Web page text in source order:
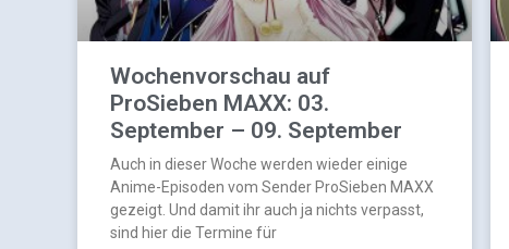
Wochenvorschau auf
ProSieben MAXX: 03.
September – 09. September
Auch in dieser Woche werden wieder einige
Anime-Episoden vom Sender ProSieben MAXX
gezeigt. Und damit ihr auch ja nichts verpasst,
sind hier die Termine für